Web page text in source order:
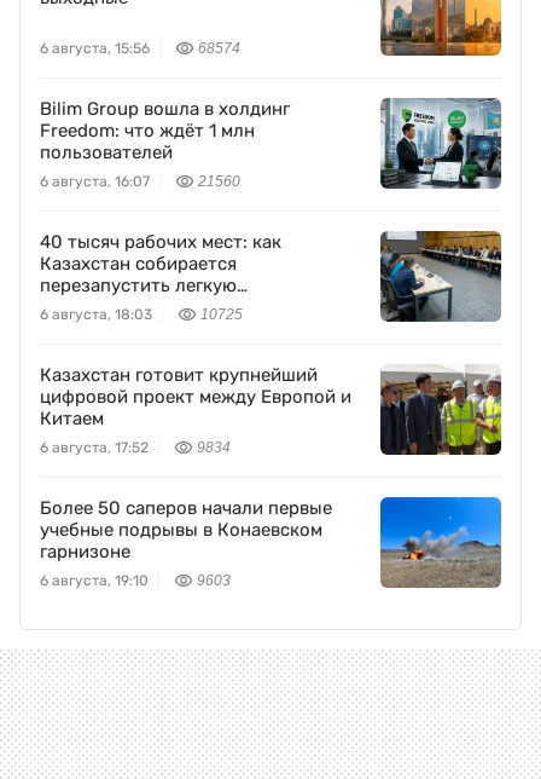
6 августа, 15:56 68574
Bilim Group вошла в холдинг
Freedom: что ждёт 1 млн
пользователей
6 августа, 16:07 21560
40 тысяч рабочих мест: как
Казахстан собирается
перезапустить легкую
промышленность
6 августа, 18:03 10725
Казахстан готовит крупнейший
цифровой проект между Европой и
Китаем
6 августа, 17:52 9834
Более 50 саперов начали первые
учебные подрывы в Конаевском
гарнизоне
6 августа, 19:10 9603